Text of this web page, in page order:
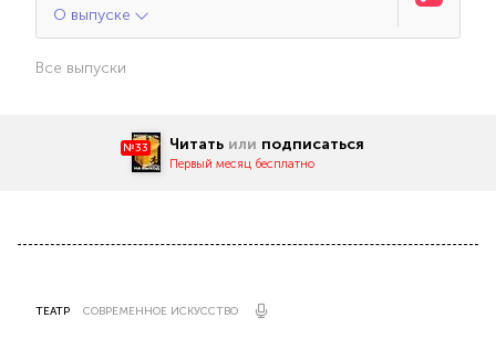
О выпуске
Все выпуски
№33 Читать или подписаться
Первый месяц бесплатно
ТЕАТР СОВРЕМЕННОЕ ИСКУССТВО